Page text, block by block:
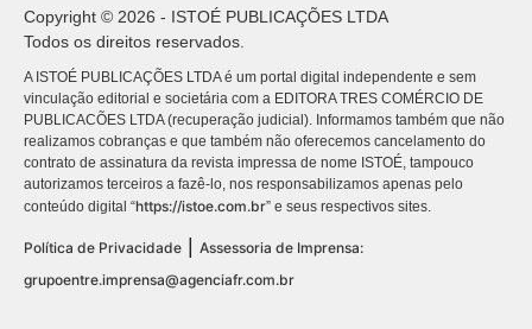
Copyright © 2026 - ISTOÉ PUBLICAÇÕES LTDA
Todos os direitos reservados.
A ISTOÉ PUBLICAÇÕES LTDA é um portal digital independente e sem
vinculação editorial e societária com a EDITORA TRES COMÉRCIO DE
PUBLICACÕES LTDA (recuperação judicial). Informamos também que não
realizamos cobranças e que também não oferecemos cancelamento do
contrato de assinatura da revista impressa de nome ISTOÉ, tampouco
autorizamos terceiros a fazê-lo, nos responsabilizamos apenas pelo
conteúdo digital “https://istoe.com.br” e seus respectivos sites.
Política de Privacidade
Assessoria de Imprensa:
grupoentre.imprensa@agenciafr.com.br